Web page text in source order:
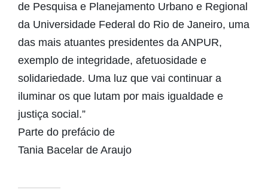
de Pesquisa e Planejamento Urbano e Regional
da Universidade Federal do Rio de Janeiro, uma
das mais atuantes presidentes da ANPUR,
exemplo de integridade, afetuosidade e
solidariedade. Uma luz que vai continuar a
iluminar os que lutam por mais igualdade e
justiça social.”
Parte do prefácio de
Tania Bacelar de Araujo